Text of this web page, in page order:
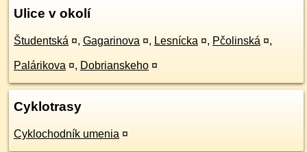
Ulice v okolí
Študentská ¤, Gagarinova ¤, Lesnícka ¤, Pčolinská ¤,
Palárikova ¤, Dobrianskeho ¤
Cyklotrasy
Cyklochodník umenia ¤